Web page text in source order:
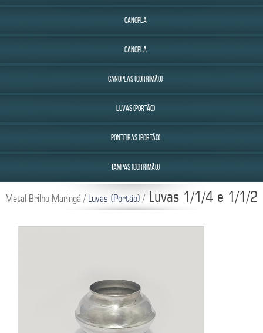
CANOPLA
CANOPLA
CANOPLAS (CORRIMÃO)
LUVAS (PORTÃO)
PONTEIRAS (PORTÃO)
TAMPAS (CORRIMÃO)
Metal Brilho Maringá / Luvas (Portão) /Luvas 1/1/4 e 1/1/2